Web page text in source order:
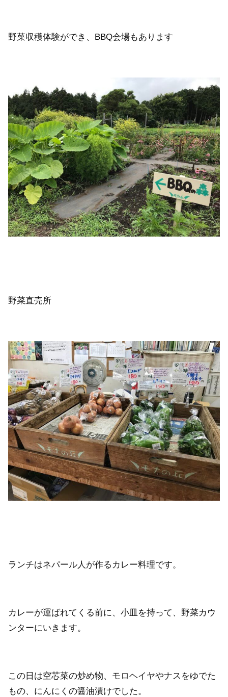
野菜収穫体験ができ、BBQ会場もあります
野菜直売所
ランチはネパール人が作るカレー料理です。
カレーが運ばれてくる前に、小皿を持って、野菜カウ
ンターにいきます。
この日は空芯菜の炒め物、モロヘイヤやナスをゆでた
もの、にんにくの醤油漬けでした。